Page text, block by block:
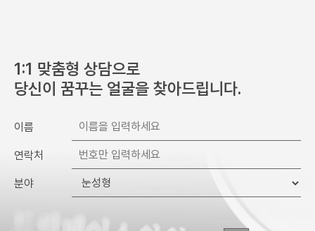
1:1 맞춤형 상담으로
당신이 꿈꾸는 얼굴을 찾아드립니다.
이름
연락처
분야